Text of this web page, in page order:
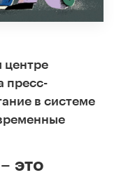
пресс-
в системе
это